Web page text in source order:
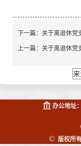
下一篇： 关于离退休党
上一篇： 关于离退休党
办公地址：
© 版权所有